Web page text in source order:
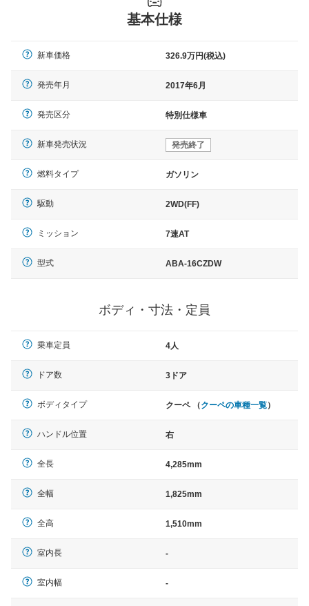
基本仕様
新車価格 326.9万円(税込)
発売年月 2017年6月
発売区分 特別仕様車
新車発売状況 発売終了
燃料タイプ ガソリン
駆動 2WD(FF)
ミッション 7速AT
型式 ABA-16CZDW
ボディ・寸法・定員
乗車定員 4人
ドア数 3ドア
ボディタイプ クーペ （クーペの車種一覧）
ハンドル位置 右
全長 4,285mm
全幅 1,825mm
全高 1,510mm
室内長 -
室内幅 -